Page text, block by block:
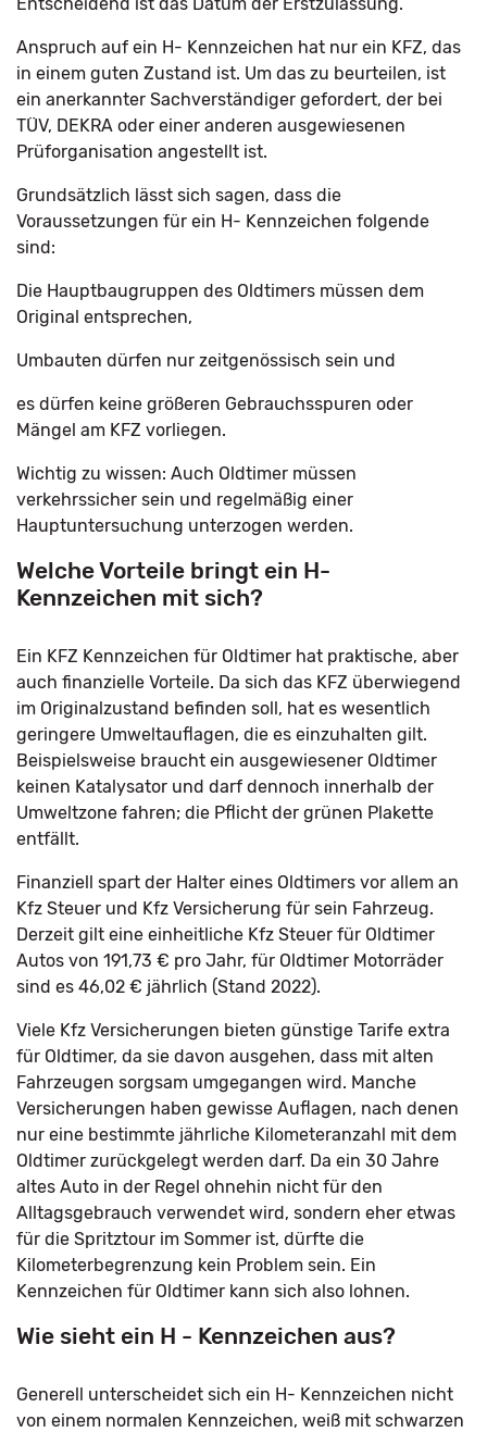
Anspruch auf ein H- Kennzeichen hat nur ein KFZ, das
in einem guten Zustand ist. Um das zu beurteilen, ist
ein anerkannter Sachverständiger gefordert, der bei
TÜV, DEKRA oder einer anderen ausgewiesenen
Prüforganisation angestellt ist.
Grundsätzlich lässt sich sagen, dass die
Voraussetzungen für ein H- Kennzeichen folgende
sind:
Die Hauptbaugruppen des Oldtimers müssen dem
Original entsprechen,
Umbauten dürfen nur zeitgenössisch sein und
es dürfen keine größeren Gebrauchsspuren oder
Mängel am KFZ vorliegen.
Wichtig zu wissen: Auch Oldtimer müssen
verkehrssicher sein und regelmäßig einer
Hauptuntersuchung unterzogen werden.
Welche Vorteile bringt ein H-
Kennzeichen mit sich?
Ein KFZ Kennzeichen für Oldtimer hat praktische, aber
auch finanzielle Vorteile. Da sich das KFZ überwiegend
im Originalzustand befinden soll, hat es wesentlich
geringere Umweltauflagen, die es einzuhalten gilt.
Beispielsweise braucht ein ausgewiesener Oldtimer
keinen Katalysator und darf dennoch innerhalb der
Umweltzone fahren; die Pflicht der grünen Plakette
entfällt.
Finanziell spart der Halter eines Oldtimers vor allem an
Kfz Steuer und Kfz Versicherung für sein Fahrzeug.
Derzeit gilt eine einheitliche Kfz Steuer für Oldtimer
Autos von 191,73 € pro Jahr, für Oldtimer Motorräder
sind es 46,02 € jährlich (Stand 2022).
Viele Kfz Versicherungen bieten günstige Tarife extra
für Oldtimer, da sie davon ausgehen, dass mit alten
Fahrzeugen sorgsam umgegangen wird. Manche
Versicherungen haben gewisse Auflagen, nach denen
nur eine bestimmte jährliche Kilometeranzahl mit dem
Oldtimer zurückgelegt werden darf. Da ein 30 Jahre
altes Auto in der Regel ohnehin nicht für den
Alltagsgebrauch verwendet wird, sondern eher etwas
für die Spritztour im Sommer ist, dürfte die
Kilometerbegrenzung kein Problem sein. Ein
Kennzeichen für Oldtimer kann sich also lohnen.
Wie sieht ein H - Kennzeichen aus?
Generell unterscheidet sich ein H- Kennzeichen nicht
von einem normalen Kennzeichen, weiß mit schwarzen